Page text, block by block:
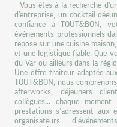
Vous êtes à la recherche
d'entreprise, un cocktail
confiance à TOUT&BON,
événements professionnels
repose sur une cuisine
et une logistique fiable. Que
du-Var ou ailleurs dans la
Une offre traiteur adaptée
TOUT&BON, nous
afterworks, déjeuners
collègues… chaque
prestations s’adressent aux
organisateurs